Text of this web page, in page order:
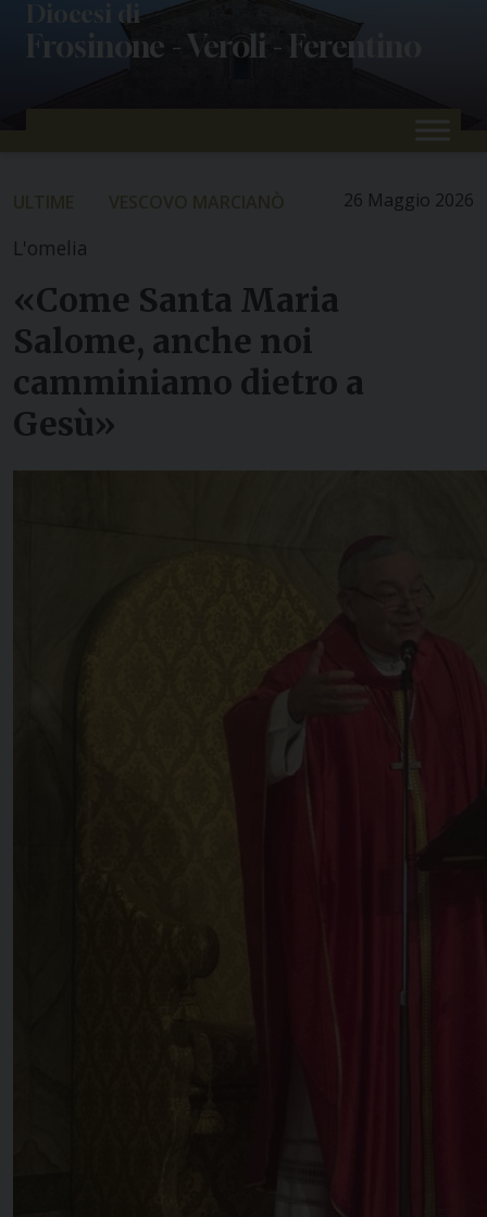
Diocesi di
Frosinone - Veroli - Ferentino
26 Maggio 2026
ULTIME VESCOVO MARCIANÒ
L'omelia
«Come Santa Maria
Salome, anche noi
camminiamo dietro a
Gesù»